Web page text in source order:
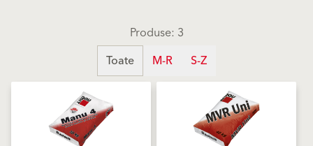
Produse: 3
Toate
M-R S-Z